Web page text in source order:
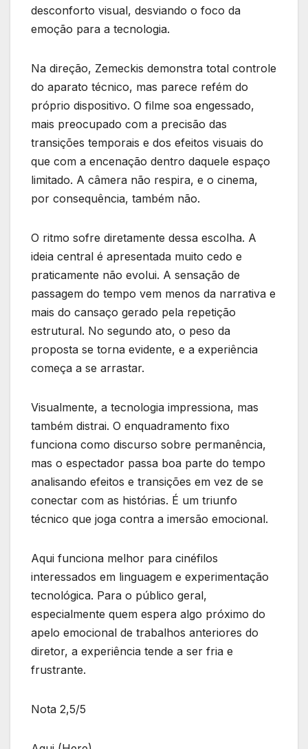
desconforto visual, desviando o foco da
emoção para a tecnologia.
Na direção, Zemeckis demonstra total controle
do aparato técnico, mas parece refém do
próprio dispositivo. O filme soa engessado,
mais preocupado com a precisão das
transições temporais e dos efeitos visuais do
que com a encenação dentro daquele espaço
limitado. A câmera não respira, e o cinema,
por consequência, também não.
O ritmo sofre diretamente dessa escolha. A
ideia central é apresentada muito cedo e
praticamente não evolui. A sensação de
passagem do tempo vem menos da narrativa e
mais do cansaço gerado pela repetição
estrutural. No segundo ato, o peso da
proposta se torna evidente, e a experiência
começa a se arrastar.
Visualmente, a tecnologia impressiona, mas
também distrai. O enquadramento fixo
funciona como discurso sobre permanência,
mas o espectador passa boa parte do tempo
analisando efeitos e transições em vez de se
conectar com as histórias. É um triunfo
técnico que joga contra a imersão emocional.
Aqui funciona melhor para cinéfilos
interessados em linguagem e experimentação
tecnológica. Para o público geral,
especialmente quem espera algo próximo do
apelo emocional de trabalhos anteriores do
diretor, a experiência tende a ser fria e
frustrante.
Nota 2,5/5